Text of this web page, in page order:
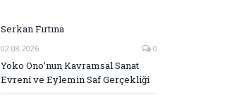
Serkan Fırtına
02.08.2026 0
Yoko Ono’nun Kavramsal Sanat
Evreni ve Eylemin Saf Gerçekliği